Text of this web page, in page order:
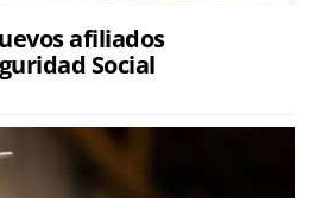
afiliados
Social